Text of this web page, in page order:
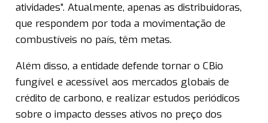
atividades”. Atualmente, apenas as distribuidoras,
que respondem por toda a movimentação de
combustíveis no país, têm metas.
Além disso, a entidade defende tornar o CBio
fungível e acessível aos mercados globais de
crédito de carbono, e realizar estudos periódicos
sobre o impacto desses ativos no preço dos